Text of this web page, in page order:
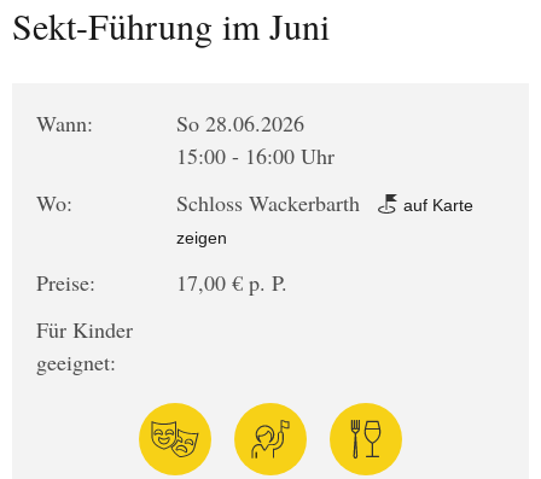
Sekt-Führung im Juni
Wann:
So 28.06.2026
15:00 - 16:00 Uhr
Wo:
Schloss Wackerbarth
auf Karte
zeigen
Preise:
17,00 € p. P.
Für Kinder
geeignet: